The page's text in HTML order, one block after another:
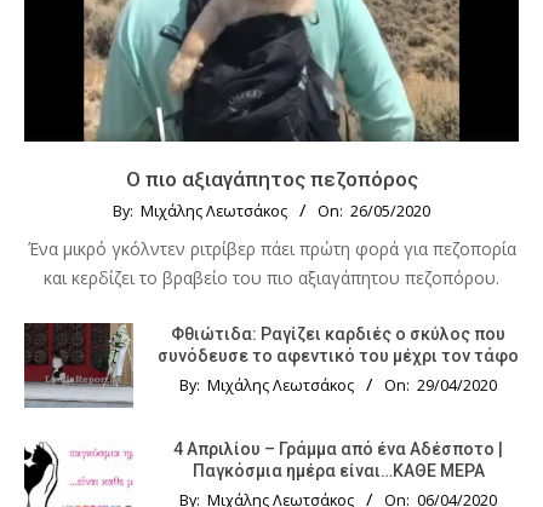
Ο πιο αξιαγάπητος πεζοπόρος
By: Μιχάλης Λεωτσάκος On: 26/05/2020
Ένα μικρό γκόλντεν ριτρίβερ πάει πρώτη φορά για πεζοπορία
και κερδίζει το βραβείο του πιο αξιαγάπητου πεζοπόρου.
Φθιώτιδα: Ραγίζει καρδιές ο σκύλος που
συνόδευσε το αφεντικό του μέχρι τον τάφο
By: Μιχάλης Λεωτσάκος On: 29/04/2020
4 Απριλίου – Γράμμα από ένα Αδέσποτο |
Παγκόσμια ημέρα είναι…ΚΑΘΕ ΜΕΡΑ
By: Μιχάλης Λεωτσάκος On: 06/04/2020